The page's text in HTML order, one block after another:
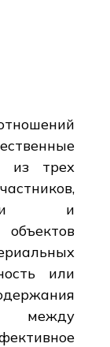
из трех
и
или
между